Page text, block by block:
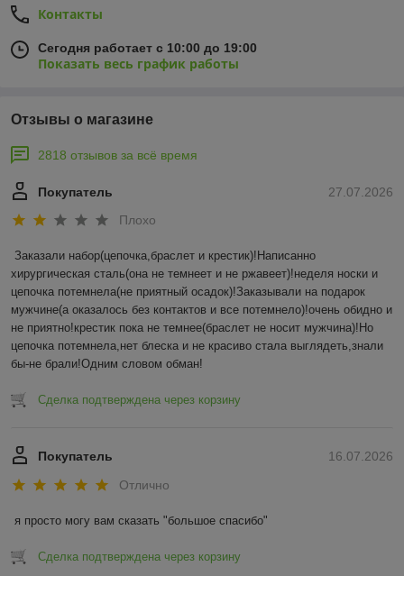
Контакты
Сегодня работает с 10:00 до 19:00
Показать весь график работы
Отзывы о магазине
2818 отзывов за всё время
27.07.2026
Покупатель
Плохо
Заказали набор(цепочка,браслет и крестик)!Написанно
хирургическая сталь(она не темнеет и не ржавеет)!неделя носки и
цепочка потемнела(не приятный осадок)!Заказывали на подарок
мужчине(а оказалось без контактов и все потемнело)!очень обидно и
не приятно!крестик пока не темнее(браслет не носит мужчина)!Но
цепочка потемнела,нет блеска и не красиво стала выглядеть,знали
бы-не брали!Одним словом обман!
Сделка подтверждена через корзину
16.07.2026
Покупатель
Отлично
я просто могу вам сказать "большое спасибо"
Сделка подтверждена через корзину